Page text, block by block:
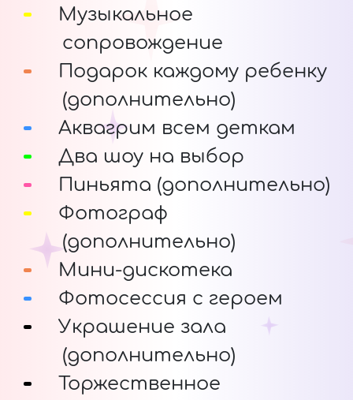
Музыкальное
сопровождение
Подарок каждому ребенку
(дополнительно)
Аквагрим всем деткам
Два шоу на выбор
Пиньята (дополнительно)
Фотограф
(дополнительно)
Мини-дискотека
Фотосессия с героем
Украшение зала
(дополнительно)
Торжественное